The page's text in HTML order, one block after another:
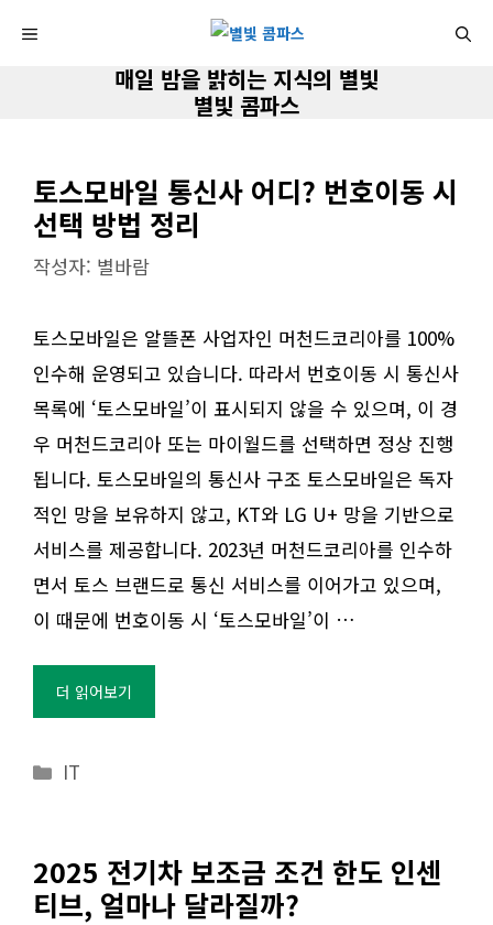
MENU
매일 밤을 밝히는 지식의 별빛
별빛 콤파스
토스모바일 통신사 어디? 번호이동 시
선택 방법 정리
작성자: 별바람
토스모바일은 알뜰폰 사업자인 머천드코리아를 100%
인수해 운영되고 있습니다. 따라서 번호이동 시 통신사
목록에 ‘토스모바일’이 표시되지 않을 수 있으며, 이 경
우 머천드코리아 또는 마이월드를 선택하면 정상 진행
됩니다. 토스모바일의 통신사 구조 토스모바일은 독자
적인 망을 보유하지 않고, KT와 LG U+ 망을 기반으로
서비스를 제공합니다. 2023년 머천드코리아를 인수하
면서 토스 브랜드로 통신 서비스를 이어가고 있으며,
이 때문에 번호이동 시 ‘토스모바일’이 …
더 읽어보기
카
IT
2025 전기차 보조금 조건 한도 인센
티브, 얼마나 달라질까?